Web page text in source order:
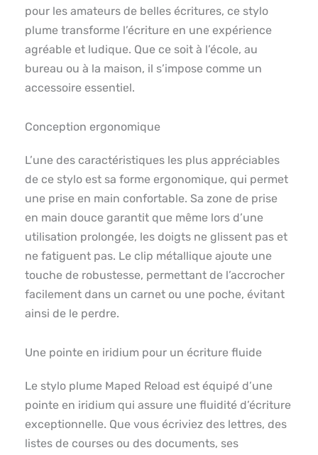
pour les amateurs de belles écritures, ce stylo
plume transforme l’écriture en une expérience
agréable et ludique. Que ce soit à l’école, au
bureau ou à la maison, il s’impose comme un
accessoire essentiel.
Conception ergonomique
L’une des caractéristiques les plus appréciables
de ce stylo est sa forme ergonomique, qui permet
une prise en main confortable. Sa zone de prise
en main douce garantit que même lors d’une
utilisation prolongée, les doigts ne glissent pas et
ne fatiguent pas. Le clip métallique ajoute une
touche de robustesse, permettant de l’accrocher
facilement dans un carnet ou une poche, évitant
ainsi de le perdre.
Une pointe en iridium pour un écriture fluide
Le stylo plume Maped Reload est équipé d’une
pointe en iridium qui assure une fluidité d’écriture
exceptionnelle. Que vous écriviez des lettres, des
listes de courses ou des documents, ses